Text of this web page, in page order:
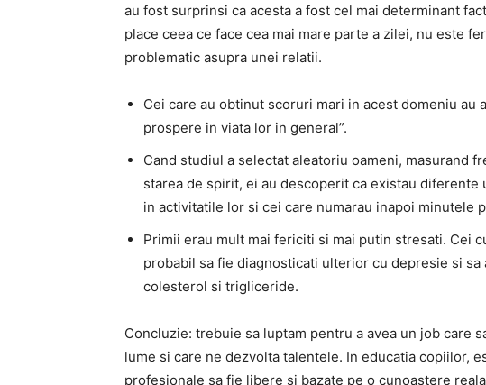
au fost surprinsi ca acesta a fost cel mai determinant
place ceea ce face cea mai mare parte a zilei, nu este
problematic asupra unei relatii.
Cei care au obtinut scoruri mari in acest domeniu au
prospere in viata lor in general”.
Cand studiul a selectat aleatoriu oameni, masurand
starea de spirit, ei au descoperit ca existau
in activitatile lor si cei care numarau inapoi minutele
Primii erau mult mai fericiti si mai putin stresati. Cei
probabil sa fie diagnosticati ulterior cu depresie si
colesterol si trigliceride.
Concluzie: trebuie sa luptam pentru a avea un job care
lume si care ne dezvolta talentele. In educatia copiilor,
profesionale sa fie libere si bazate pe o cunoastere